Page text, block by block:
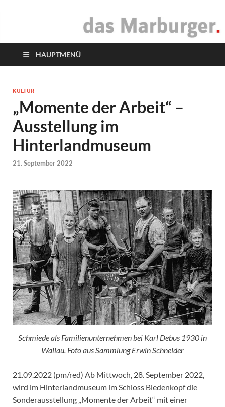
das Marburger.
HAUPTMENÜ
KULTUR
„Momente der Arbeit“ –
Ausstellung im
Hinterlandmuseum
21. September 2022
Schmiede als Familienunternehmen bei Karl Debus 1930 in
Wallau. Foto aus Sammlung Erwin Schneider
21.09.2022 (pm/red) Ab Mittwoch, 28. September 2022,
wird im Hinterlandmuseum im Schloss Biedenkopf die
Sonderausstellung „Momente der Arbeit“ mit einer